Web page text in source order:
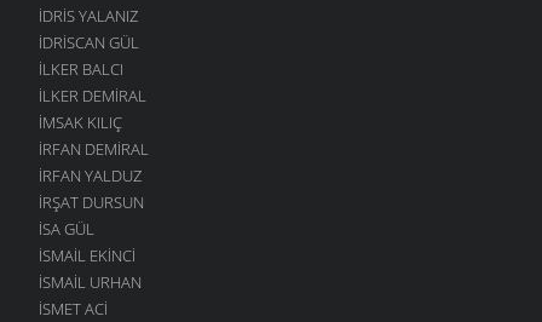
İDRIS YALANIZ
IDRISCAN GÜL
İLKER BALCI
İLKER DEMIRAL
İMSAK KILIÇ
İRFAN DEMIRAL
İRFAN YALDUZ
İRŞAT DURSUN
ISA GÜL
ISMAIL EKINCI
İSMAIL URHAN
İSMET ACI